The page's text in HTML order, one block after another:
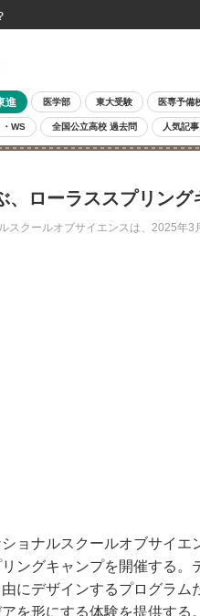
進 医学部 東大受験 医専予備
WS 全国公立高校 過去問 人気記事
、ローラススプリング
クールオブサイエンスは、2025年3
ョナルスクールオブサイエ
ングキャンプを開催する
にデザインするプログラ
を形にする体験を提供する。